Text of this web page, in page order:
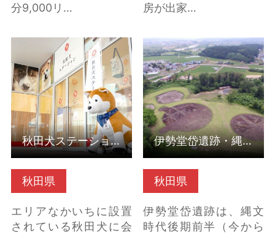
分9,000リ…
房が出家…
秋田県
エリアなかいちに設置
されている秋田犬に会
秋田犬ステーション
（秋田県秋田市） の詳
細はこちら
秋田犬ステーション（秋田県秋田市）
秋田県
伊勢堂岱遺跡は、縄文
時代後期前半（今から
伊勢堂岱遺跡・縄文館
（秋田県北秋田市） の
詳細はこちら
伊勢堂岱遺跡・縄文館（秋田県北秋田市）